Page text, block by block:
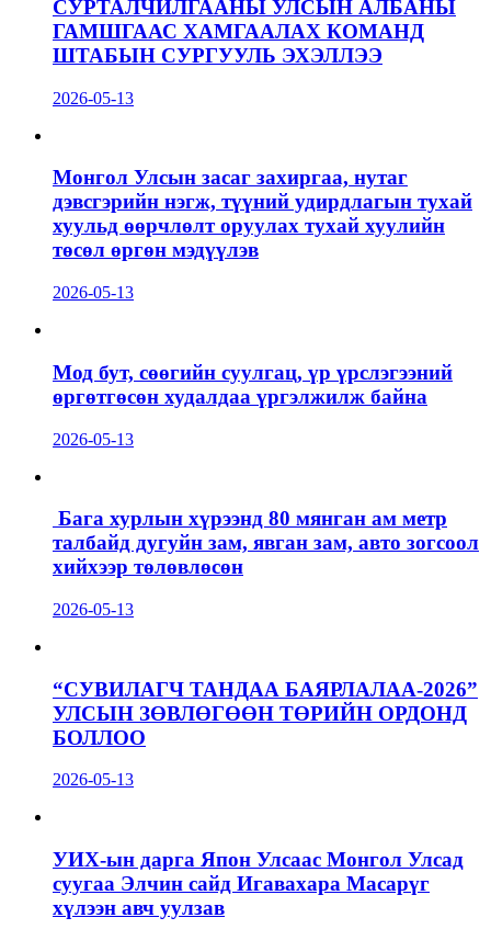
СУРТАЛЧИЛГААНЫ УЛСЫН АЛБАНЫ
ГАМШГААС ХАМГААЛАХ КОМАНД
ШТАБЫН СУРГУУЛЬ ЭХЭЛЛЭЭ
2026-05-13
Монгол Улсын засаг захиргаа, нутаг
дэвсгэрийн нэгж, түүний удирдлагын тухай
хуульд өөрчлөлт оруулах тухай хуулийн
төсөл өргөн мэдүүлэв
2026-05-13
Мод бут, сөөгийн суулгац, үр үрслэгээний
өргөтгөсөн худалдаа үргэлжилж байна
2026-05-13
Бага хурлын хүрээнд 80 мянган ам метр
талбайд дугуйн зам, явган зам, авто зогсоол
хийхээр төлөвлөсөн
2026-05-13
“СУВИЛАГЧ ТАНДАА БАЯРЛАЛАА-2026”
УЛСЫН ЗӨВЛӨГӨӨН ТӨРИЙН ОРДОНД
БОЛЛОО
2026-05-13
УИХ-ын дарга Япон Улсаас Монгол Улсад
суугаа Элчин сайд Игавахара Масарүг
хүлээн авч уулзав